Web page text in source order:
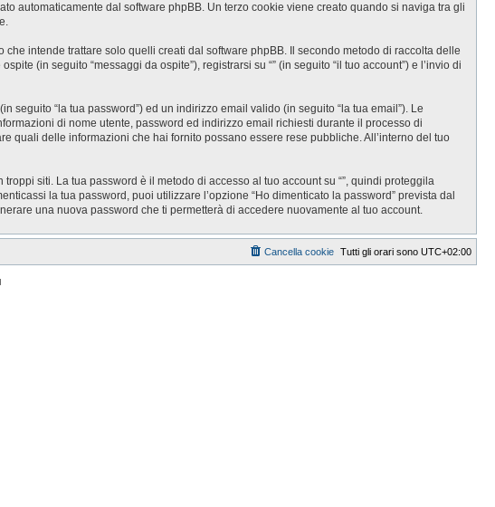
automaticamente dal software phpBB. Un terzo cookie viene creato quando si naviga tra gli
intende trattare solo quelli creati dal software phpBB. Il secondo metodo di raccolta delle
(in seguito “messaggi da ospite”), registrarsi su “” (in seguito “il tuo account”) e l’invio di
seguito “la tua password”) ed un indirizzo email valido (in seguito “la tua email”). Le
di nome utente, password ed indirizzo email richiesti durante il processo di
quali delle informazioni che hai fornito possano essere rese pubbliche. All’interno del tuo
siti. La tua password è il metodo di accesso al tuo account su “”, quindi proteggila
la tua password, puoi utilizzare l’opzione “Ho dimenticato la password” prevista dal
una nuova password che ti permetterà di accedere nuovamente al tuo account.
Tutti gli orari sono UTC+02:00
Cancella cookie